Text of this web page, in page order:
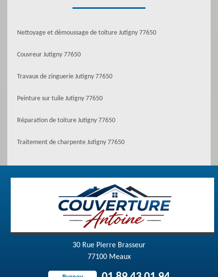
Nettoyage et démoussage de toiture Jutigny 77650
Couvreur Jutigny 77650
Travaux de zinguerie Jutigny 77650
Peinture sur tuile Jutigny 77650
Réparation de toiture Jutigny 77650
Traitement de charpente Jutigny 77650
30 Rue Pierre Brasseur
77100 Meaux